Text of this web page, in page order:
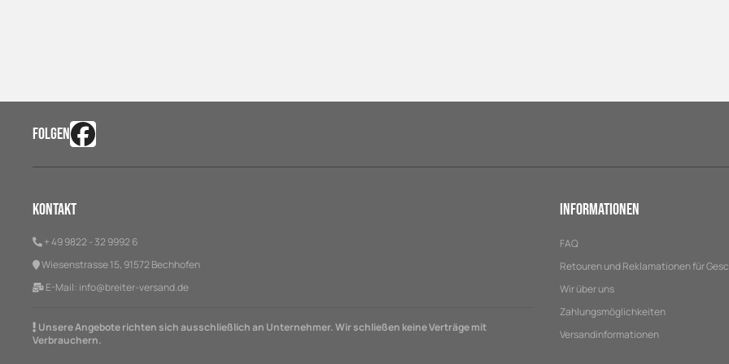
FOLGEN
Kontakt
+ 49 9822 - 32 9992 6
Wiesenstrasse 15, 91572 Bechhofen
E-Mail: info@breiter-versand.de
Unsere Angebote richten sich ausschließlich an Unternehmer. Wir schließen keine Verträge mit
Verbrauchern.
Informationen
FAQ
Retouren und Reklamationen für
Wir über uns
Zahlungsmöglichkeiten
Versandinformationen